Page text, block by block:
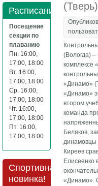
(Тверь)
(Вологда)
комплексе
«Динамо»
«Динамо»
втором
команда
Беляков,
динамовцы
Киреев
Елисеенко
«Динамо».
Расписание
Посещение
секции по
плаванию
Пн. 16:00,
17:00, 18:00
Вт. 16:00,
17:00, 18:00
Ср. 16:00,
17:00, 18:00
Чт. 16:00,
17:00, 18:00
Пт. 16:00,
17:00, 18:00
Спортивная
новинка!